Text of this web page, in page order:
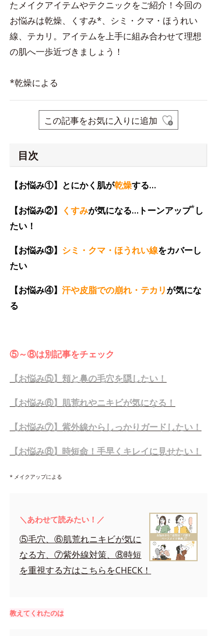
たメイクアイテムやテクニックをご紹介！今回の
お悩みは乾燥、くすみ*、シミ・クマ・ほうれい
線、テカリ。アイテムを上手に組み合わせて理想
の肌へ一歩近づきましょう！
*乾燥による
この記事をお気に入りに追加
目次
【お悩み①】とにかく肌が乾燥する…
【お悩み②】 くすみが気になる…トーンアップ* し
たい！
【お悩み③】 シミ・クマ・ほうれい線をカバーし
たい
【お悩み④】 汗や皮脂での崩れ・テカリ が気にな
る
⑤～⑧は別記事をチェック
【お悩み⑤】頬と鼻の毛穴を隠したい！
【お悩み⑥】肌荒れやニキビが気になる！
【お悩み⑦】紫外線からしっかりガードしたい！
【お悩み⑧】時短命！手早くキレイに見せたい！
* メイクアップによる
＼あわせて読みたい！／
⑤毛穴、⑥肌荒れニキビが気に
なる方、⑦紫外線対策、⑧時短
を重視する方はこちらをCHECK！
教えてくれたのは